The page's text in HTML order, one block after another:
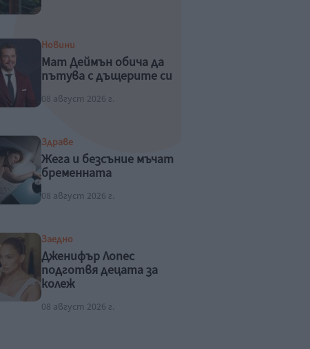
Новини
Мат Деймън обича да
пътува с дъщерите си
08 август 2026 г.
Здраве
Жега и безсъние мъчат
бременната
08 август 2026 г.
Заедно
Дженифър Лопес
подготвя децата за
колеж
08 август 2026 г.